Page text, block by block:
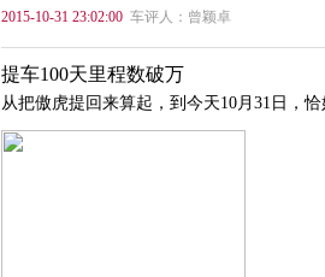
2015-10-31 23:02:00 车评人：曾颖卓
提车100天里程数破万
从把傲虎提回来算起，到今天10月31日，